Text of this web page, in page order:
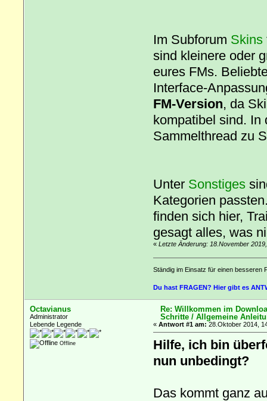
Im Subforum Skins
sind kleinere oder
eures FMs.
Interface-
FM-Version, da
kompatibel sind. In
Sammelthread zu
Unter Sonstiges
Kategorien
finden sich hier,
gesagt alles, was
« Letzte Änderung: 18.November
Ständig im Einsatz für einen besseren
Du hast FRAGEN? Hier gibt es
Octavianus
Administrator
Lebende Legende
Offline
Re: Willkommen im
Schritte / Allgemeine
« Antwort #1 am: 28.Oktober 2014,
Hilfe, ich bin
nun unbedingt?
Das kommt ganz